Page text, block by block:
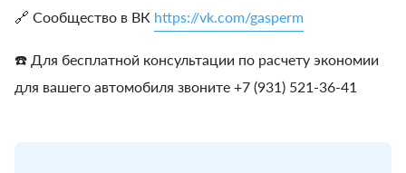
🔗 Сообщество в ВК https://vk.com/gasperm
☎️ Для бесплатной консультации по расчету экономии
для вашего автомобиля звоните +7 (931) 521-36-41